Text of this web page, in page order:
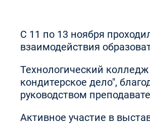
С 11 по 13 ноября
взаимодействия
Технологический
кондитерское дело",
руководством
Активное участие в